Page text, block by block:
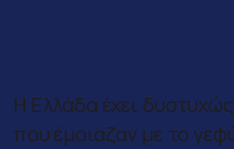
Η Ελλάδα έχει
που έμοιαζαν με το